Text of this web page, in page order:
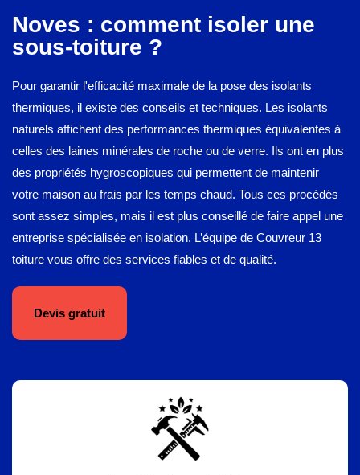
Noves : comment isoler une
sous-toiture ?
Pour garantir l'efficacité maximale de la pose des isolants
thermiques, il existe des conseils et techniques. Les isolants
naturels affichent des performances thermiques équivalentes à
celles des laines minérales de roche ou de verre. Ils ont en plus
des propriétés hygroscopiques qui permettent de maintenir
votre maison au frais par les temps chaud. Tous ces procédés
sont assez simples, mais il est plus conseillé de faire appel une
entreprise spécialisée en isolation. L’équipe de Couvreur 13
toiture vous offre des services fiables et de qualité.
Devis gratuit